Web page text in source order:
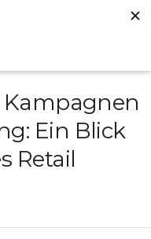
Kampagnen
Ein Blick
Retail